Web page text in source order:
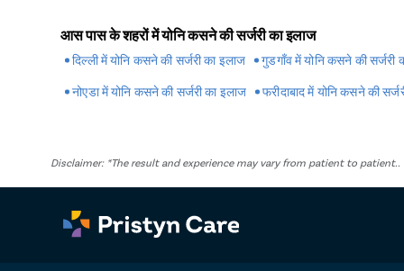
देर बाद मॉनिटरिंग कर डिस्चार्ज कर दिया जाता है। कुछ ही केस में
रोहतक में वैजिनोप्लास्टी सर्जरी के डॉक्टर फॉलो-अप में मरीज को
आस पास के शहरों में योनि कसने की सर्जरी का इलाज
दिल्ली में योनि कसने की सर्जरी का इलाज गुडगाँव में योनि कसने की सर्जरी
नोएडा में योनि कसने की सर्जरी का इलाज फरीदाबाद में योनि कसने की
Disclaimer: *The result and experience may vary from patient to